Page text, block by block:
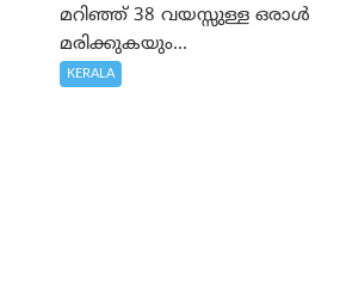
മറിഞ്ഞ് 38 വയസ്സുള്ള ഒരാൾ
മരിക്കുകയും...
KERALA